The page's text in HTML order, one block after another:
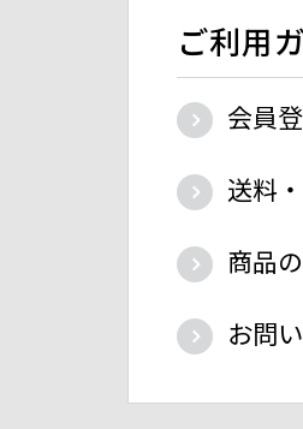
ご利用
会員
送料
商品
お問